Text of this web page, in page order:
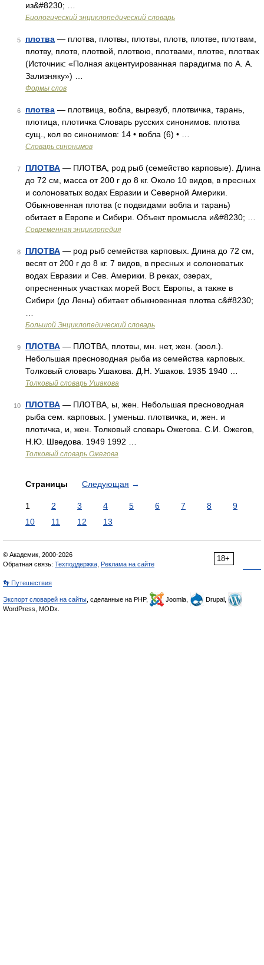
из&#8230; …
Биологический энциклопедический словарь
5 плотва — плотва, плотвы, плотвы, плотв, плотве, плотвам,
плотву, плотв, плотвой, плотвою, плотвами, плотве, плотвах
(Источник: «Полная акцентуированная парадигма по А. А.
Зализняку») …
Формы слов
6 плотва — плотвица, вобла, вырезуб, плотвичка, тарань,
плотица, плотичка Словарь русских синонимов. плотва
сущ., кол во синонимов: 14 • вобла (6) • …
Словарь синонимов
7 ПЛОТВА — ПЛОТВА, род рыб (семейство карповые). Длина
до 72 см, масса от 200 г до 8 кг. Около 10 видов, в пресных
и солоноватых водах Евразии и Северной Америки.
Обыкновенная плотва (с подвидами вобла и тарань)
обитает в Европе и Сибири. Объект промысла и&#8230; …
Современная энциклопедия
8 ПЛОТВА — род рыб семейства карповых. Длина до 72 см,
весят от 200 г до 8 кг. 7 видов, в пресных и солоноватых
водах Евразии и Сев. Америки. В реках, озерах,
опресненных участках морей Вост. Европы, а также в
Сибири (до Лены) обитает обыкновенная плотва с&#8230;
Большой Энциклопедический словарь
9 ПЛОТВА — ПЛОТВА, плотвы, мн. нет, жен. (зоол.).
Небольшая пресноводная рыба из семейства карповых.
Толковый словарь Ушакова. Д.Н. Ушаков. 1935 1940 …
Толковый словарь Ушакова
10 ПЛОТВА — ПЛОТВА, ы, жен. Небольшая пресноводная
рыба сем. карповых. | уменьш. плотвичка, и, жен. и
плотичка, и, жен. Толковый словарь Ожегова. С.И. Ожегов,
Н.Ю. Шведова. 1949 1992 …
Толковый словарь Ожегова
Страницы Следующая →
1 2 3 4 5 6 7 8
9
10
11 12 13
18+
© Академик, 2000-2026
Обратная связь: Техподдержка Реклама на сайте
👣 Путешествия
Экспорт словарей на сайты , сделанные на PHP, Joomla,
Drupal,
WordPress, MODx.